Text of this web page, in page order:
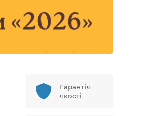
Гарантія
якості